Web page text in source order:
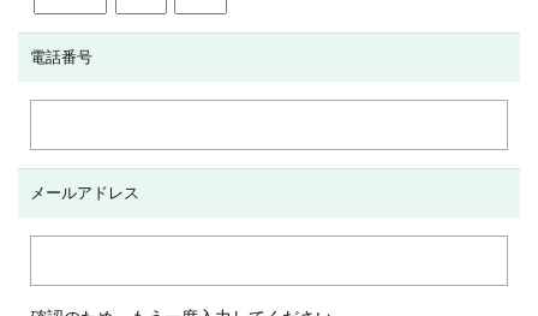
電話番号
メールアドレス